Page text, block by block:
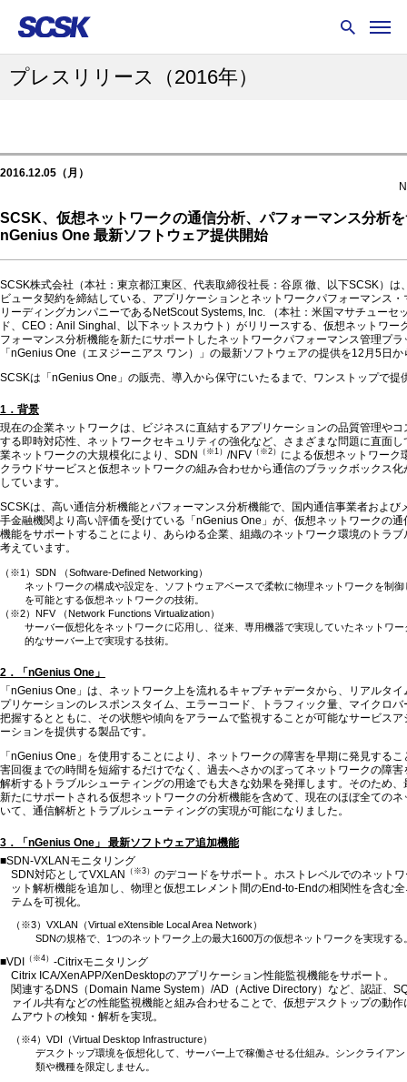
プレスリリース （2016年）
2016.12.05（月）
SCSK、仮想ネットワークの通信分析、パフォーマンス分析
nGenius One 最新ソフトウェア提供開始
SCSK株式会社（本社：東京都江東区、代表取締役社長：谷原 徹、以下SCSK）は
ビュータ契約を締結している、アプリケーションとネットワークパフォーマンス
リーディングカンパニーであるNetScout Systems, Inc. （本社：米国マサチューセ
ド、CEO：Anil Singhal、以下ネットスカウト）がリリースする、仮想ネットワー
フォーマンス分析機能を新たにサポートしたネットワークパフォーマンス管理プラ
「nGenius One（エヌジーニアス ワン）」の最新ソフトウェアの提供を12月5日
SCSKは「nGenius One」の販売、導入から保守にいたるまで、ワンストップで提
1．背景
現在の企業ネットワークは、ビジネスに直結するアプリケーションの品質管理や
する即時対応性、ネットワークセキュリティの強化など、さまざまな問題に直面
業ネットワークの大規模化により、SDN
（※1） /NFV （※2） による仮想ネットワーク
クラウドサービスと仮想ネットワークの組み合わせから通信のブラックボックス
しています。
SCSKは、高い通信分析機能とパフォーマンス分析機能で、国内通信事業者および
手金融機関より高い評価を受けている「nGenius One」が、仮想ネットワークの
機能をサポートすることにより、あらゆる企業、組織のネットワーク環境のトラ
考えています。
（※1）SDN （Software-Defined Networking）
ネットワークの構成や設定を、ソフトウェアベースで柔軟に物理ネットワークを制
を可能とする仮想ネットワークの技術。
（※2）NFV （Network Functions Virtualization）
サーバー仮想化をネットワークに応用し、従来、専用機器で実現していたネットワ
的なサーバー上で実現する技術。
2．「nGenius One」
「nGenius One」は、ネットワーク上を流れるキャプチャデータから、リアルタ
プリケーションのレスポンスタイム、エラーコード、トラフィック量、マイクロ
把握するとともに、その状態や傾向をアラームで監視することが可能なサービス
ーションを提供する製品です。
「nGenius One」を使用することにより、ネットワークの障害を早期に発見する
害回復までの時間を短縮するだけでなく、過去へさかのぼってネットワークの障
解析するトラブルシューティングの用途でも大きな効果を発揮します。そのため
新たにサポートされる仮想ネットワークの分析機能を含めて、現在のほぼ全ての
いて、通信解析とトラブルシューティングの実現が可能になりました。
3．「nGenius One」 最新ソフトウェア追加機能
■SDN-VXLANモニタリング
SDN対応としてVXLAN
（※3） のデコードをサポート。ホストレベルでのネット
ット解析機能を追加し、物理と仮想エレメント間のEnd-to-Endの相関性を含む
テムを可視化。
（※3）VXLAN（Virtual eXtensible Local Area Network）
SDNの規格で、1つのネットワーク上の最大1600万の仮想ネットワークを実現する
■VDI （※4） -Citrixモニタリング
Citrix ICA/XenAPP/XenDesktopのアプリケーション性能監視機能をサポート。
関連するDNS（Domain Name System）/AD（Active Directory）など、認証、
ァイル共有などの性能監視機能と組み合わせることで、仮想デスクトップの動
ムアウトの検知・解析を実現。
（※4）VDI（Virtual Desktop Infrastructure）
デスクトップ環境を仮想化して、サーバー上で稼働させる仕組み。シンクライア
類や機種を限定しません。